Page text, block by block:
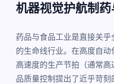
机器视觉护航制
药品与食品工业是直接关
的生命线行业。在高度自
高速度的生产节拍（通常
品质量控制提出了近乎苛